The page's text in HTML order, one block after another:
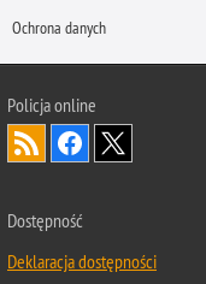
Ochrona danych
Policja online
Dostępność
Deklaracja dostępności